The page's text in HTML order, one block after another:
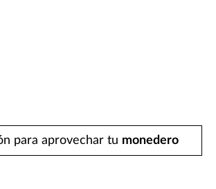
para aprovechar tu monedero